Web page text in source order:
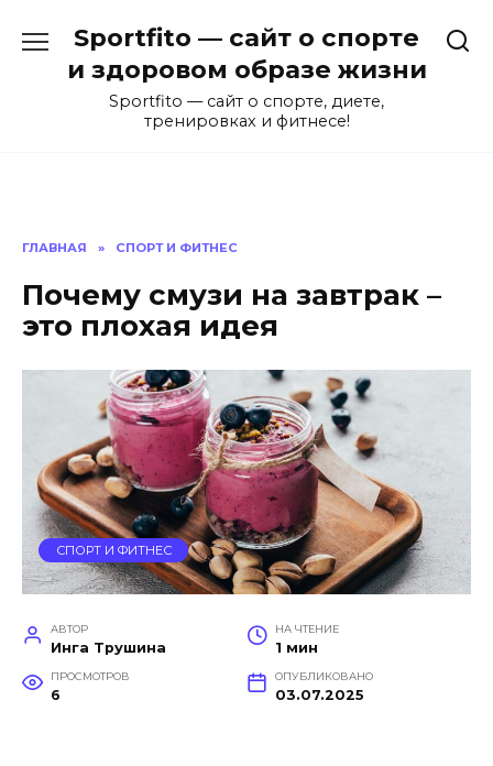
содержанию
Sportfito — сайт о спорте
и здоровом образе жизни
Sportfito — сайт о спорте, диете,
тренировках и фитнесе!
ГЛАВНАЯ » СПОРТ И ФИТНЕС
Почему смузи на завтрак –
это плохая идея
СПОРТ И ФИТНЕС
АВТОР
Инга Трушина
НА ЧТЕНИЕ
1 мин
ПРОСМОТРОВ
6
ОПУБЛИКОВАНО
03.07.2025